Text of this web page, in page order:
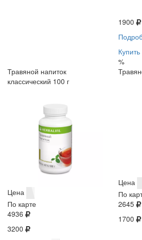
1900
Купить
%
Травяной напиток
классический 100 г
Цена
По карте
4936
3200
Цена
По
2645
1700